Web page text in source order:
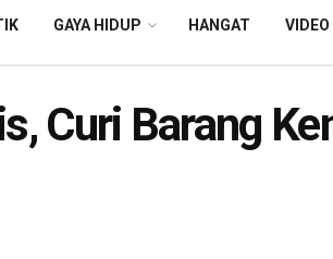
GAYA HIDUP HANGAT
Curi Barang